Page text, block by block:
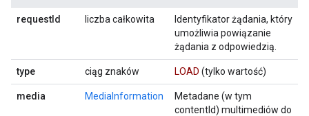
requestId liczba całkowita
Identyfikator żądania, który
umożliwia powiązanie
żądania z odpowiedzią.
type ciąg znaków LOAD (tylko wartość)
media MediaInformation
Metadane (w tym
contentId) multimediów do